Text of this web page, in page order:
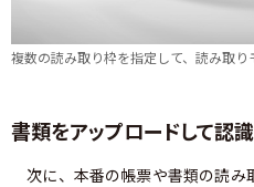
複数の読み取り枠を指定して、読み取り
書類をアップロードして認
次に、本番の帳票や書類の読み